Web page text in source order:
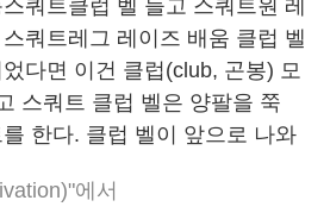
쿼트클럽 벨 들고 스쿼트원 레
쿼트레그 레이즈 배움 클럽 벨
다면 이건 클럽(club, 곤봉) 모
스쿼트 클럽 벨은 양팔을 쭉
한다. 클럽 벨이 앞으로 나와
엉덩이 쪽으로 보내서 앉았다
이 근육을 움직이는…
에서